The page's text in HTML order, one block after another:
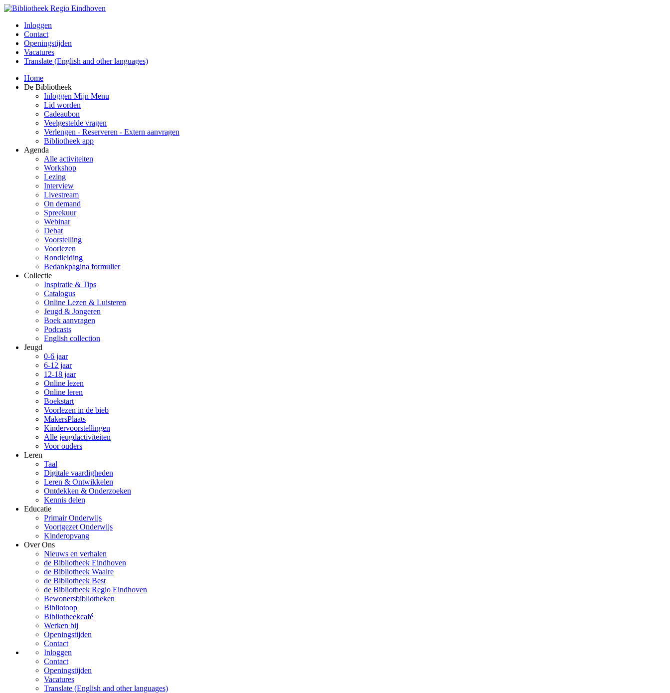
Inloggen
Contact
Openingstijden
Vacatures
Translate (English and other languages)
Home
De Bibliotheek
Inloggen Mijn Menu
Lid worden
Cadeaubon
Veelgestelde vragen
Verlengen - Reserveren - Extern aanvragen
Bibliotheek app
Agenda
Alle activiteiten
Workshop
Lezing
Interview
Livestream
On demand
Spreekuur
Webinar
Debat
Voorstelling
Voorlezen
Rondleiding
Bedankpagina formulier
Collectie
Inspiratie & Tips
Catalogus
Online Lezen & Luisteren
Jeugd & Jongeren
Boek aanvragen
Podcasts
English collection
Jeugd
0-6 jaar
6-12 jaar
12-18 jaar
Online lezen
Online leren
Boekstart
Voorlezen in de bieb
MakersPlaats
Kindervoorstellingen
Alle jeugdactiviteiten
Voor ouders
Leren
Taal
Digitale vaardigheden
Leren & Ontwikkelen
Ontdekken & Onderzoeken
Kennis delen
Educatie
Primair Onderwijs
Voortgezet Onderwijs
Kinderopvang
Over Ons
Nieuws en verhalen
de Bibliotheek Eindhoven
de Bibliotheek Waalre
de Bibliotheek Best
de Bibliotheek Regio Eindhoven
Bewonersbibliotheken
Bibliotoop
Bibliotheekcafé
Werken bij
Openingstijden
Contact
Inloggen
Contact
Openingstijden
Vacatures
Translate (English and other languages)